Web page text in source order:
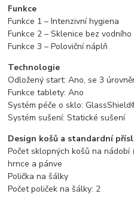
Funkce
Funkce 1 –Intenzivníhygiena
Funkce 2 –Sklenicebezvodního
Funkce3 –Polovičnínáplň
Technologie
Odložený start:Ano, se3
Funkcetablety:Ano
Systémpéčeo sklo:
Systém sušení:Statické sušení
Design košů a standardní
Počet sklopnýchkošůnanádobí
hrnce apánve
Poličkana šálky
Početpoličekna šálky: 2